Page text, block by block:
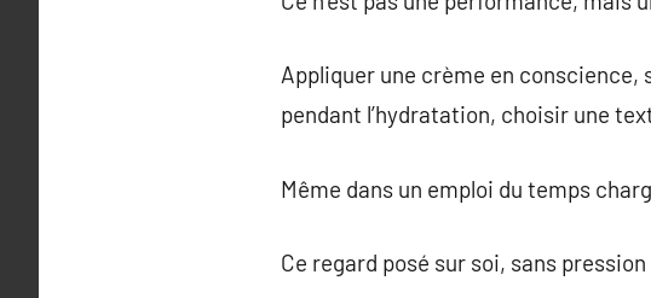
Appliquer une crème en conscience,
pendant l’hydratation, choisir une
Même dans un emploi du temps
Ce regard posé sur soi, sans